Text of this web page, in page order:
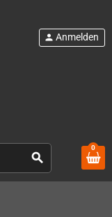
search
person Anmelden
0